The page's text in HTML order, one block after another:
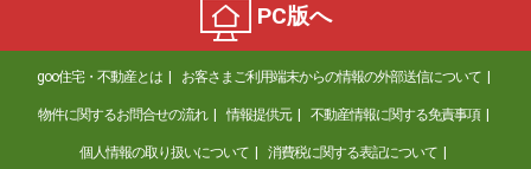
PC版へ
goo住宅・不動産とは お客さまご利用端末からの情報の外部送信について
物件に関するお問合せの流れ 情報提供元 不動産情報に関する免責事項
個人情報の取り扱いについて 消費税に関する表記について